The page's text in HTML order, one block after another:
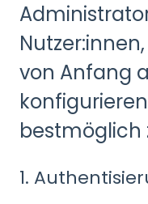
von Anfang
bestmöglich
1.